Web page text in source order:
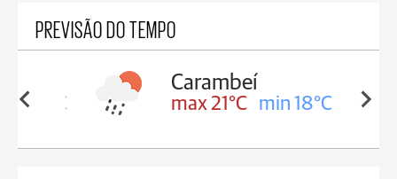
PREVISÃO DO TEMPO
18°C
Carambeí
max 21°C min 18°C